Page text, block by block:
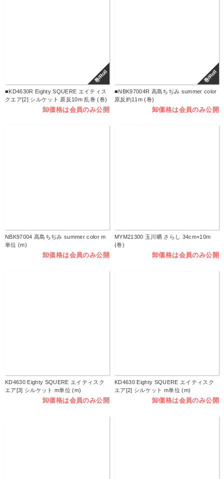
巻/Roll
■KD4630R Eighty SQUERE エイティス
クエア[2] シルケット 原反10m 乱巻 (巻)
卸価格は会員のみ公開
巻/Roll
■NBK97004R 高島ちぢみ summer color
原反約11m (巻)
卸価格は会員のみ公開
NBK97004 高島ちぢみ summer color m
単位 (m)
卸価格は会員のみ公開
MYM21300 玉川晒 さらし 34cm×10m
(巻)
卸価格は会員のみ公開
KD4630 Eighty SQUERE エイティスク
エア[3] シルケット m単位 (m)
卸価格は会員のみ公開
KD4630 Eighty SQUERE エイティスク
エア[2] シルケット m単位 (m)
卸価格は会員のみ公開